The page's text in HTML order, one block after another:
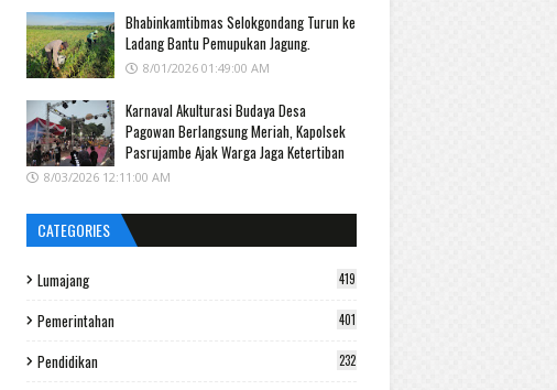
Bhabinkamtibmas Selokgondang Turun ke
Ladang Bantu Pemupukan Jagung.
8/01/2026 01:49:00 AM
Karnaval Akulturasi Budaya Desa
Pagowan Berlangsung Meriah, Kapolsek
Pasrujambe Ajak Warga Jaga Ketertiban
8/03/2026 12:11:00 AM
CATEGORIES
Lumajang 419
Pemerintahan 401
Pendidikan 232